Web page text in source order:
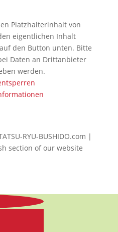
Platzhalterinhalt von
eigentlichen Inhalt
den Button unten. Bitte
Daten an Drittanbieter
werden.
RYU-BUSHIDO.com |
section of our website